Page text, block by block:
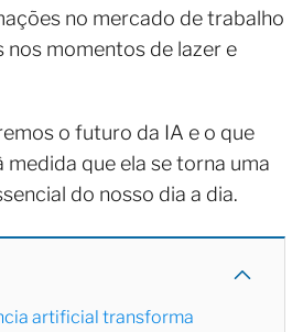
no mercado de trabalho
nos momentos de lazer e
o futuro da IA e o que
que ela se torna uma
do nosso dia a dia.
artificial transforma